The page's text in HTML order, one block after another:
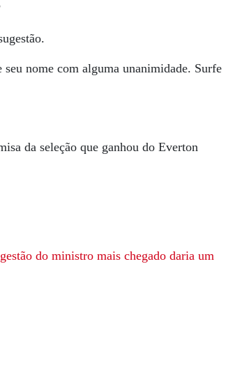
nome com alguma unanimidade. Surfe
da seleção que ganhou do Everton
do ministro mais chegado daria um